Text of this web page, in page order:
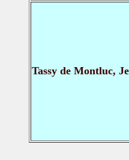
Tassy de Montluc,